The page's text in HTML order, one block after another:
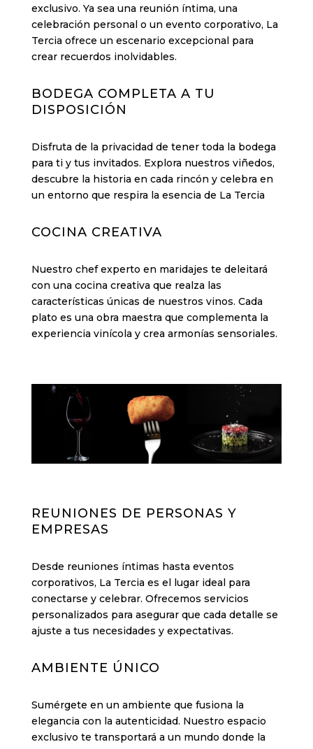
exclusivo. Ya sea una reunión íntima, una
celebración personal o un evento corporativo, La
Tercia ofrece un escenario excepcional para
crear recuerdos inolvidables.
BODEGA COMPLETA A TU
DISPOSICIÓN
Disfruta de la privacidad de tener toda la bodega
para ti y tus invitados. Explora nuestros viñedos,
descubre la historia en cada rincón y celebra en
un entorno que respira la esencia de La Tercia
COCINA CREATIVA
Nuestro chef experto en maridajes te deleitará
con una cocina creativa que realza las
características únicas de nuestros vinos. Cada
plato es una obra maestra que complementa la
experiencia vinícola y crea armonías sensoriales.
REUNIONES DE PERSONAS Y
EMPRESAS
Desde reuniones íntimas hasta eventos
corporativos, La Tercia es el lugar ideal para
conectarse y celebrar. Ofrecemos servicios
personalizados para asegurar que cada detalle se
ajuste a tus necesidades y expectativas.
AMBIENTE ÚNICO
Sumérgete en un ambiente que fusiona la
elegancia con la autenticidad. Nuestro espacio
exclusivo te transportará a un mundo donde la